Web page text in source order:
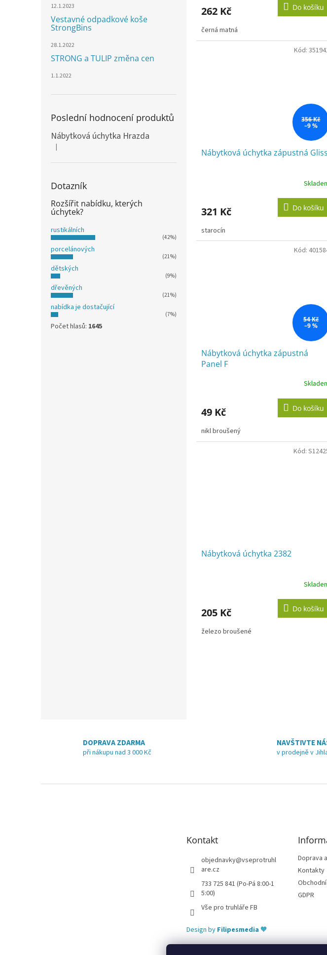
12.1.2023
Vestavné odpadkové koše
StrongBins
28.1.2022
STRONG a TULIP změna cen
1.1.2022
Poslední hodnocení produktů
Nábytková úchytka Hrazda
Hodnocení produktu je 5 z 5 hvězdiček.
|
Dotazník
Rozšířit nabídku, kterých
úchytek?
rustikálních
(42%)
porcelánových
(21%)
dětských
(9%)
dřevěných
(21%)
nabídka je dostačující
(7%)
Počet hlasů: 1645
262 Kč Do košíku
černá matná
356 Kč
–9 %
Nábytková úchytka zápustná Gliss
321 Kč Do košíku
starocín
Kód:
54 Kč
–9 %
Nábytková úchytka zápustná
Panel F
49 Kč Do košíku
nikl broušený
Kód:
Nábytková úchytka 2382
205 Kč Do košíku
železo broušené
Kód:
DOPRAVA ZDARMA
při nákupu nad 3 000 Kč
NAVŠTIVTE
v prodejně v
Kontakt
objednavky@vseprotruhl
are.cz
733 725 841 (Po-Pá 8:00-1
5:00)
Vše pro truhláře FB
Doprava
Kontakty
GDPR
Design by Filipesmedia🧡